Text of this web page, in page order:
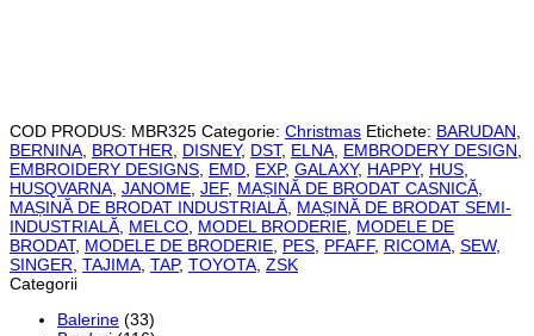
COD PRODUS: MBR325 Categorie: Christmas Etichete: BARUDAN
BERNINA BROTHER DISNEY, DST, ELNA EMBRODERY DESIGN
EMBROIDERY DESIGNS EMD EXP, GALAXY, HAPPY, HUS
HUSQVARNA JANOME JEF, MAȘINĂ DE BRODAT CASNICĂ
MAȘINĂ DE BRODAT INDUSTRIALĂ MAȘINĂ DE BRODAT SEMI-
INDUSTRIALĂ MELCO MODEL BRODERIE MODELE DE
BRODAT, MODELE DE BRODERIE PES PFAFF, RICOMA SEW,
SINGER TAJIMA TAP, TOYOTA ZSK
Categorii
Balerine (33)